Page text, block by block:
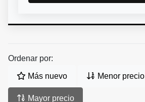
Ordenar por:
Más nuevo Menor precio
Mayor precio